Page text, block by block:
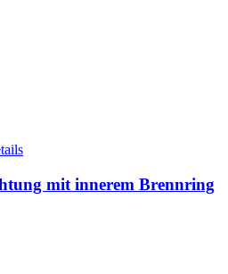
mit innerem Brennring